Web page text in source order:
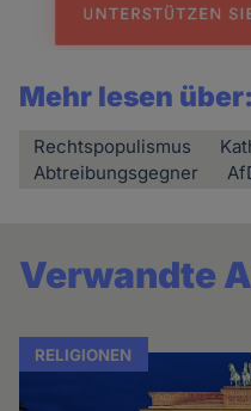
Mehr lesen über:
Rechtspopulismus
Abtreibungsgegner
Verwandte
RELIGIONEN